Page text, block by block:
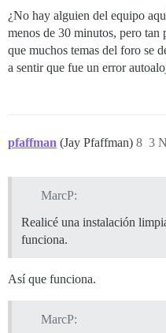
¿No hay alguien del equipo
menos de 30 minutos, pero
que muchos temas del foro se
a sentir que fue un error
pfaffman (Jay Pfaffman) 3
8
MarcP:
Realicé una instalación
funciona.
Así que funciona.
MarcP: